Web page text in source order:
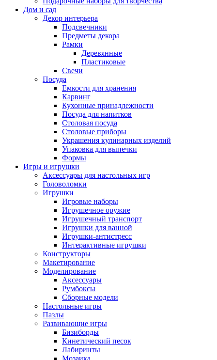
Дом и сад
Декор интерьера
Подсвечники
Предметы декора
Рамки
Деревянные
Пластиковые
Свечи
Посуда
Емкости для хранения
Карвинг
Кухонные принадлежности
Посуда для напитков
Столовая посуда
Столовые приборы
Украшения кулинарных изделий
Упаковка для выпечки
Формы
Игры и игрушки
Аксессуары для настольных игр
Головоломки
Игрушки
Игровые наборы
Игрушечное оружие
Игрушечный транспорт
Игрушки для ванной
Игрушки-антистресс
Интерактивные игрушки
Конструкторы
Макетирование
Моделирование
Аксессуары
Румбоксы
Сборные модели
Настольные игры
Пазлы
Развивающие игры
Бизиборды
Кинетический песок
Лабиринты
Мозаика